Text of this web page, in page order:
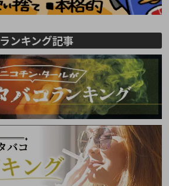
ランキング記事